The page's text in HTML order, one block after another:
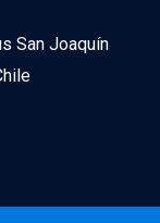
San Joaquín